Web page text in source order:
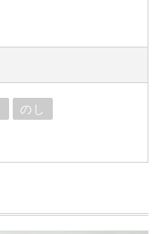
のし